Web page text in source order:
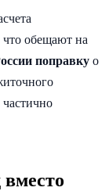
обещают на
поправку о